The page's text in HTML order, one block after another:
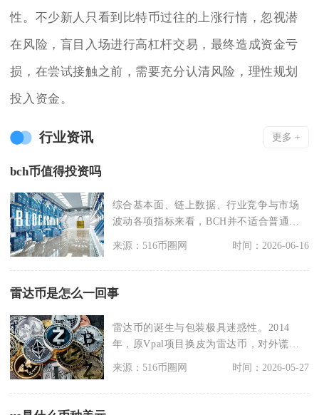
性。不少新人只看到比特币过往的上涨行情，忽视潜
在风险，盲目入场进行高杠杆交易，最终造成资金亏
损，在尝试接触之前，需要充分认清风险，理性规划
投入资金。
行业资讯 更多 +
bch币值得投资吗
综合基本面、链上数据、行业竞争与市场
波动各项指标来看，BCH并不适合普通投
来源：516币圈网 时间：2026-06-16
雷达币是怎么一回事
雷达币的诞生与包装极具迷惑性。2014
年，原Vpal项目换皮为雷达币，对外谎称
由“美国雷达
来源：516币圈网 时间：2026-05-27